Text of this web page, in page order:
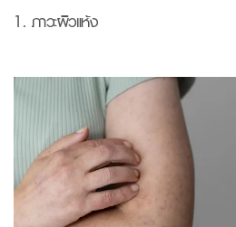
1. ภาวะผิวแห้ง